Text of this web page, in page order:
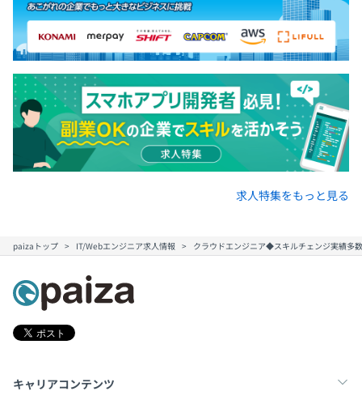
求人特集をもっと見る
paizaトップ IT/Webエンジニア求人情報 クラウドエンジニア◆スキルチェンジ実績多
キャリアコンテンツ